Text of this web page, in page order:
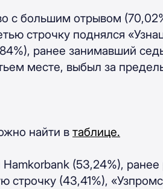
с большим отрывом (
строчку поднялся «
ранее занимавший
месте, выбыл за
найти в таблице.
Hamkorbank (53,24%), ранее
строчку (43,41%),